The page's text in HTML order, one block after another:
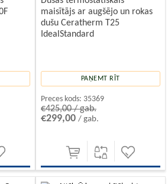
maisītājs ar augšējo un rokas
dušu Ceratherm T25
IdealStandard
PAŅEMT RĪT
Preces kods: 35369
€425,00 / gab.
€299,00 / gab.